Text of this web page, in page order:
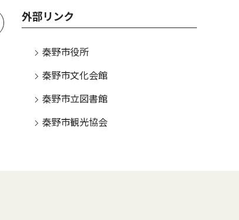
外部リンク
秦野市役所
秦野市文化会館
秦野市立図書館
秦野市観光協会